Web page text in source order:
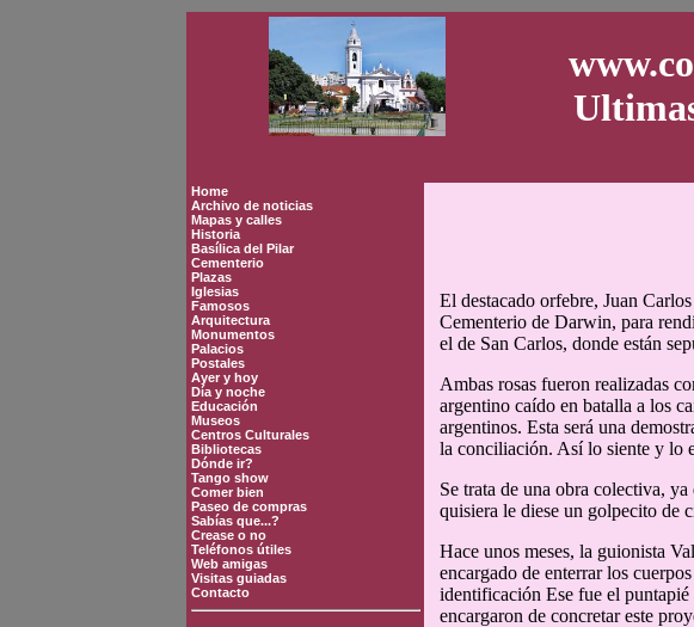
Home
Archivo de noticias
Mapas y calles
Historia
Basílica del Pilar
Cementerio
Plazas
Iglesias
Famosos
Arquitectura
Monumentos
Palacios
Postales
Ayer y hoy
Día y noche
Educación
Museos
Centros Culturales
Bibliotecas
Dónde ir?
Tango show
Comer bien
Paseo de compras
Sabías que...?
Crease o no
Teléfonos útiles
Web amigas
Visitas guiadas
Contacto
El destacado orfebre, Juan
Cementerio de Darwin, para
el de San Carlos, donde están
Ambas rosas fueron realizadas
argentino caído en batalla a los
argentinos. Esta será una
la conciliación. Así lo siente y lo
Se trata de una obra colectiva,
quisiera le diese un golpecito de
Hace unos meses, la guionista
encargado de enterrar los
identificación Ese fue el puntapié
encargaron de concretar este